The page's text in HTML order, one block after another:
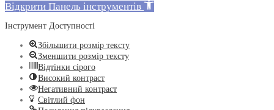
Відкрити Панель інструментів
Інструмент Доступності
Збільшити розмір тексту
Зменшити розмір тексту
Відтінки сірого
Високий контраст
Негативний контраст
Світлий фон